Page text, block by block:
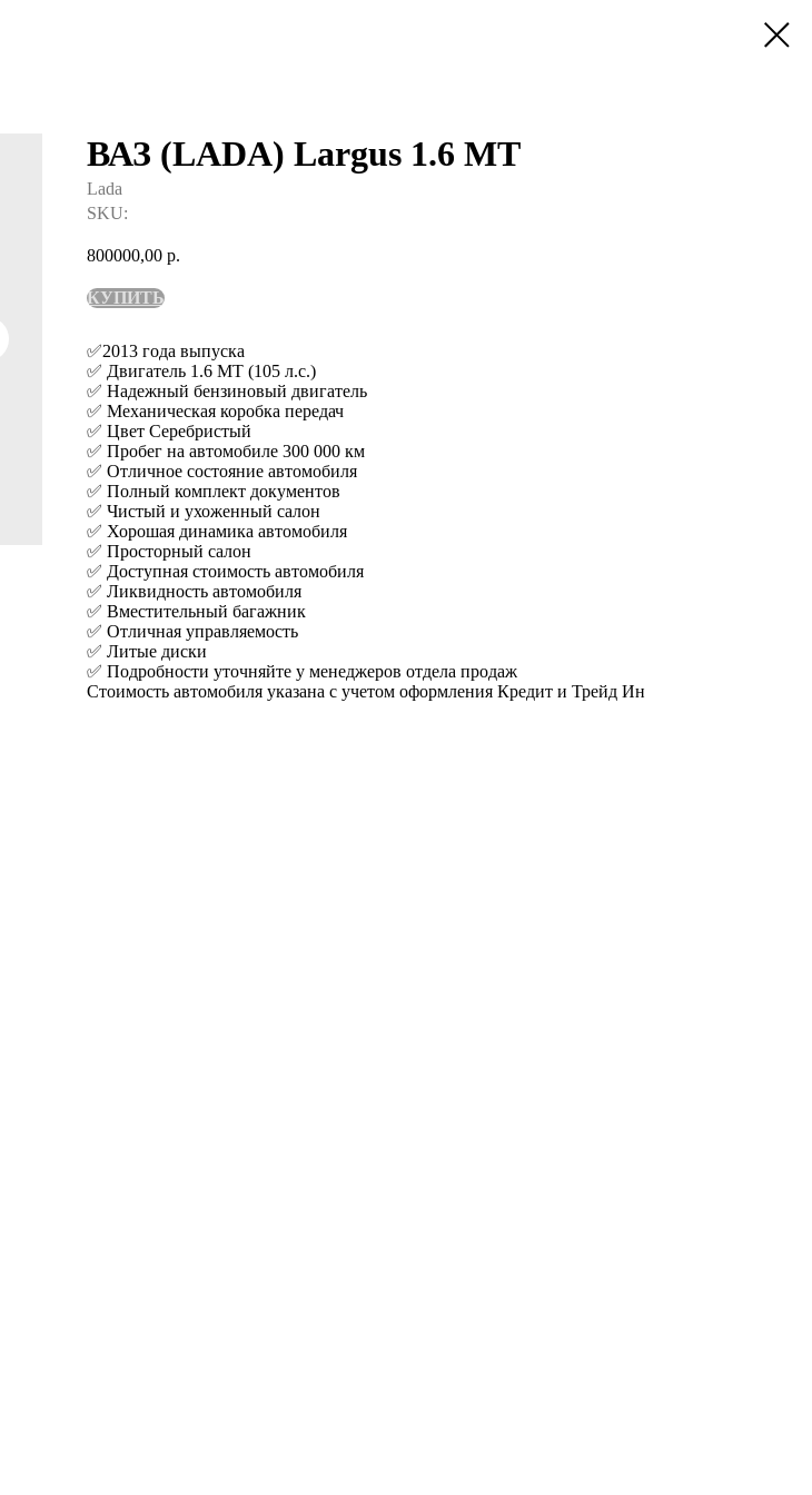
ВАЗ (LADA) Largus 1.6 MT
Lada
SKU:
800000,00 р.
КУПИТЬ
✅2013 года выпуска
✅ Двигатель 1.6 MT (105 л.с.)
✅ Надежный бензиновый двигатель
✅ Механическая коробка передач
✅ Цвет Серебристый
✅ Пробег на автомобиле 300 000 км
✅ Отличное состояние автомобиля
✅ Полный комплект документов
✅ Чистый и ухоженный салон
✅ Хорошая динамика автомобиля
✅ Просторный салон
✅ Доступная стоимость автомобиля
✅ Ликвидность автомобиля
✅ Вместительный багажник
✅ Отличная управляемость
✅ Литые диски
✅ Подробности уточняйте у менеджеров отдела продаж
Стоимость автомобиля указана с учетом оформления Кредит и Трейд Ин